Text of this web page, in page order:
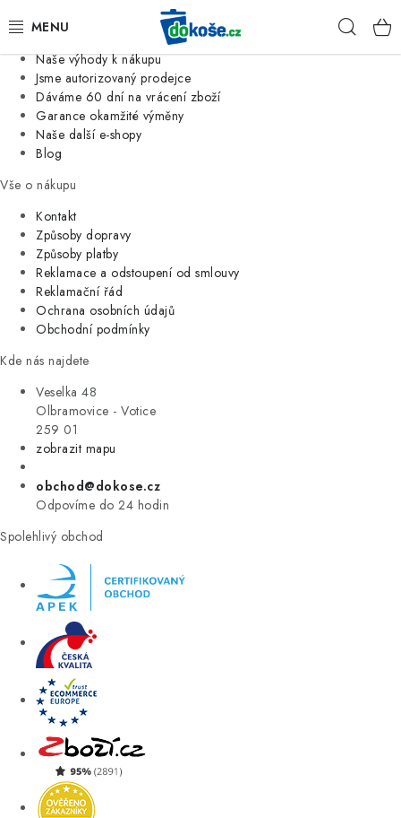
Jsme tradiční česká firma
Naše výhody k nákupu
Jsme autorizovaný prodejce
Dáváme 60 dní na vrácení zboží
Garance okamžité výměny
Naše další e-shopy
Blog
Vše o nákupu
Kontakt
Způsoby dopravy
Způsoby platby
Reklamace a odstoupení od smlouvy
Reklamační řád
Ochrana osobních údajů
Obchodní podmínky
Kde nás najdete
Veselka 48
Olbramovice - Votice
259 01
zobrazit mapu
obchod@dokose.cz
Odpovíme do 24 hodin
Spolehlivý obchod
KOŠE
SÁČKY
KUCHYNĚ
ORGANIZACE
DOMÁCNOST
ÚKLID
VÝPRODEJ
ZNAČKY
Úvod Kontakt Blog
Moje objednávka